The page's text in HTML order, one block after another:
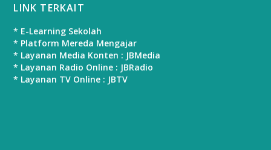
LINK TERKAIT
* E-Learning Sekolah
* Platform Mereda Mengajar
* Layanan Media Konten : JBMedia
* Layanan Radio Online : JBRadio
* Layanan TV Online : JBTV